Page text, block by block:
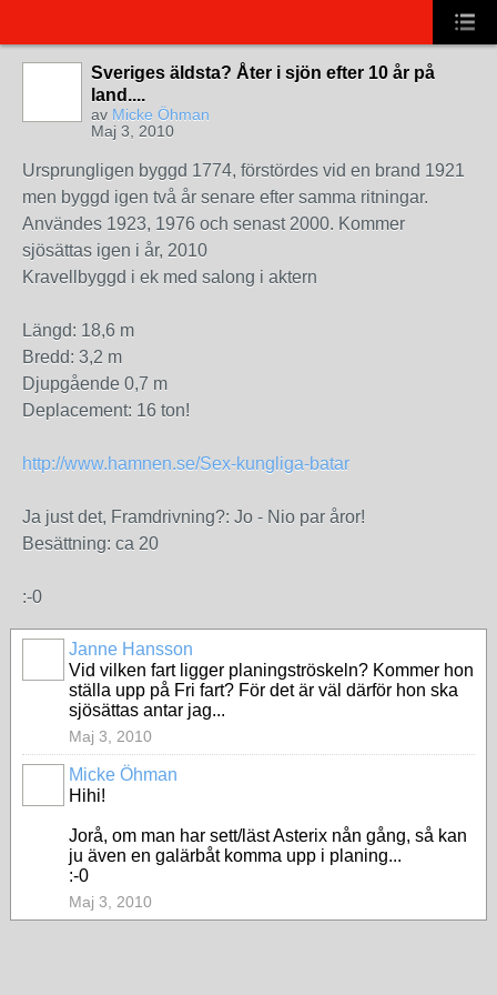
Sveriges äldsta? Åter i sjön efter 10 år på
land....
av Micke Öhman
Maj 3, 2010
Ursprungligen byggd 1774, förstördes vid en brand 1921
men byggd igen två år senare efter samma ritningar.
Användes 1923, 1976 och senast 2000. Kommer
sjösättas igen i år, 2010
Kravellbyggd i ek med salong i aktern
Längd: 18,6 m
Bredd: 3,2 m
Djupgående 0,7 m
Deplacement: 16 ton!
http://www.hamnen.se/Sex-kungliga-batar
Ja just det, Framdrivning?: Jo - Nio par åror!
Besättning: ca 20
:-0
Janne Hansson
Vid vilken fart ligger planingströskeln? Kommer hon
ställa upp på Fri fart? För det är väl därför hon ska
sjösättas antar jag...
Maj 3, 2010
Micke Öhman
Hihi!
Jorå, om man har sett/läst Asterix nån gång, så kan
ju även en galärbåt komma upp i planing...
:-0
Maj 3, 2010